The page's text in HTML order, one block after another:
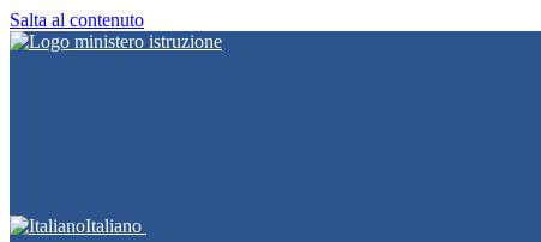
Salta al contenuto
Italiano